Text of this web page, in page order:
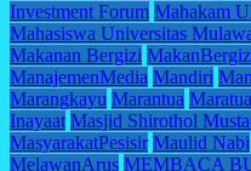
Investment Forum Mahakam
Mahasiswa Universitas
Makanan Bergizi
ManajemenMedia Mandiri
Marangkayu Marantua Maratua
Inayaat Masjid Shirothol
MasyarakatPesisir Maulid Nabi
MelawanArus MEMBACA